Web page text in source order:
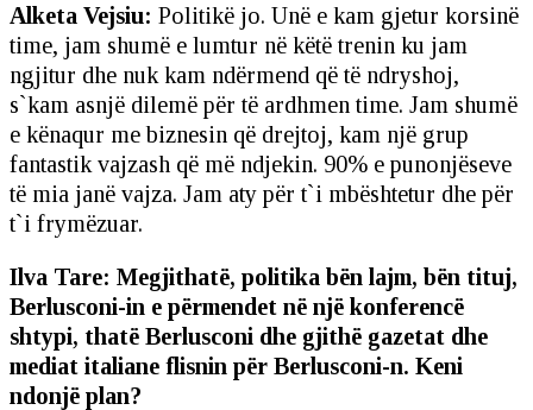
Alketa Vejsiu: Politikë jo. Unë e kam gjetur korsinë
time, jam shumë e lumtur në këtë trenin ku jam
ngjitur dhe nuk kam ndërmend që të ndryshoj,
s`kam asnjë dilemë për të ardhmen time. Jam shumë
e kënaqur me biznesin që drejtoj, kam një grup
fantastik vajzash që më ndjekin. 90% e punonjëseve
të mia janë vajza. Jam aty për t`i mbështetur dhe për
t`i frymëzuar.
Ilva Tare: Megjithatë, politika bën lajm, bën tituj,
Berlusconi-in e përmendet në një konferencë
shtypi, thatë Berlusconi dhe gjithë gazetat dhe
mediat italiane flisnin për Berlusconi-n. Keni
ndonjë plan?